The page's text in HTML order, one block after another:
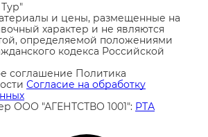
и цены, размещенные на
характер и не являются
определяемой положениями
кодекса Российской
соглашение Политика
Согласие на обработку
ООО "АГЕНТСТВО 1001": РТА